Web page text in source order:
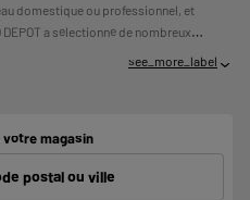
domestique ou professionnel, et
a sélectionné de nombreux
: modem, clé wifi ou bluetooth,
VOS CAPACITES DE
VOUS ENGAGER.
see_more_label
magasin
postal ou ville